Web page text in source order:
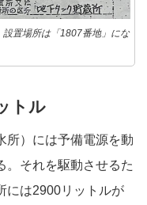
置場所は「1807番地」にな
トル
所）には予備電源を動
。それを駆動させるた
には2900リットルが